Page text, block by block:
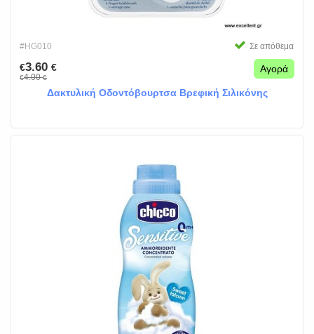
#HG010 Σε απόθεμα
€3.60 €
€4.00€
Αγορά
Δακτυλική Οδοντόβουρτσα Βρεφική Σιλικόνης